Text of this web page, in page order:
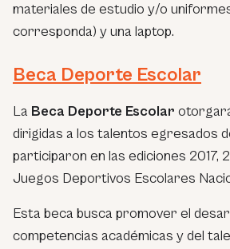
materiales de estudio y/o
corresponda) y una laptop.
Beca Deporte Escolar
La Beca Deporte Escolar
dirigidas a los talentos egresados
participaron en las ediciones 2017,
Juegos Deportivos Escolares
Esta beca busca promover el
competencias académicas y del